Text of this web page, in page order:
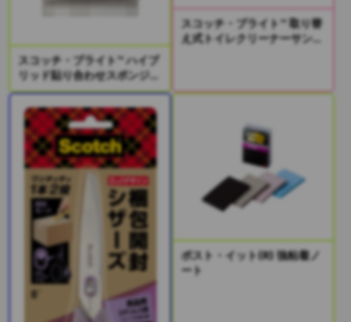
スコッチ・ブライト™ ハイブ
リッド貼り合わせスポンジ2
個入り
スコッチ・ブライト™ 取り替
え式トイレクリーナーサンプ
ポスト・イット(R) 強粘着ノ
ート